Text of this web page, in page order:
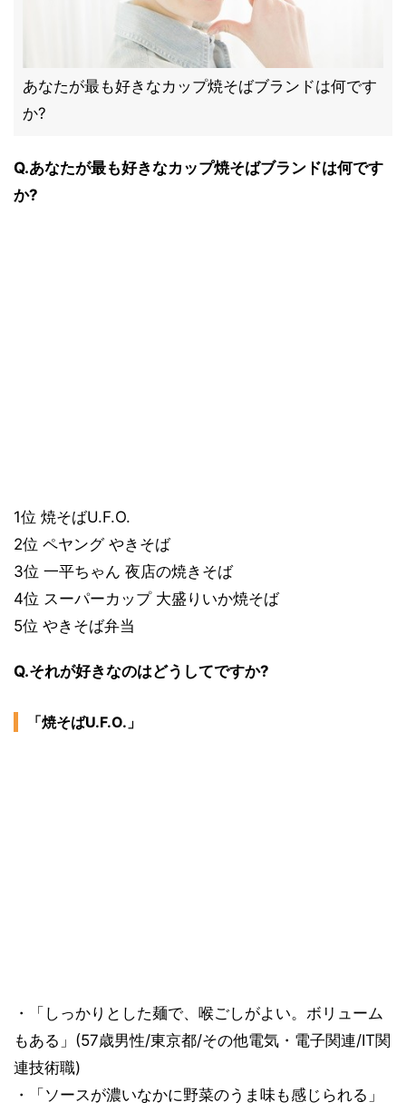
あなたが最も好きなカップ焼そばブランドは何です
か?
Q.あなたが最も好きなカップ焼そばブランドは何です
か?
1位 焼そばU.F.O.
2位 ペヤング やきそば
3位 一平ちゃん 夜店の焼きそば
4位 スーパーカップ 大盛りいか焼そば
5位 やきそば弁当
Q.それが好きなのはどうしてですか?
「焼そばU.F.O.」
・「しっかりとした麺で、喉ごしがよい。ボリューム
もある」(57歳男性/東京都/その他電気・電子関連/IT関
連技術職)
・「ソースが濃いなかに野菜のうま味も感じられる」